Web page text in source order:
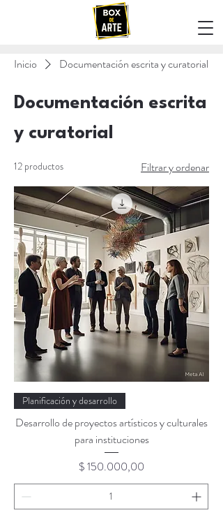
Inicio Documentación escrita y curatorial
Documentación escrita
y curatorial
12 productos Filtrar y ordenar
Planificación y desarrollo
Desarrollo de proyectos artísticos y culturales
para instituciones
Precio
$ 150.000,00